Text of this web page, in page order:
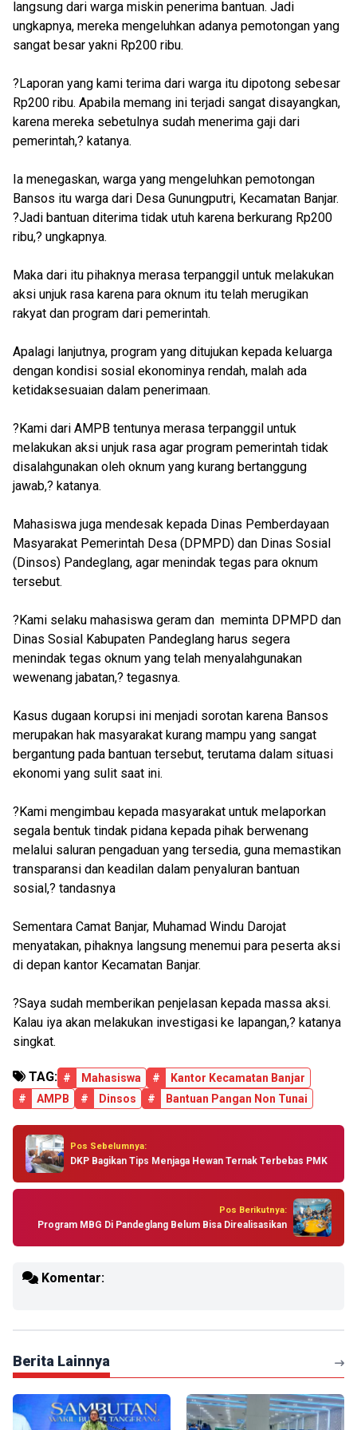
langsung dari warga miskin penerima bantuan. Jadi
ungkapnya, mereka mengeluhkan adanya pemotongan yang
sangat besar yakni Rp200 ribu.
?Laporan yang kami terima dari warga itu dipotong sebesar
Rp200 ribu. Apabila memang ini terjadi sangat disayangkan,
karena mereka sebetulnya sudah menerima gaji dari
pemerintah,? katanya.
Ia menegaskan, warga yang mengeluhkan pemotongan
Bansos itu warga dari Desa Gunungputri, Kecamatan Banjar.
?Jadi bantuan diterima tidak utuh karena berkurang Rp200
ribu,? ungkapnya.
Maka dari itu pihaknya merasa terpanggil untuk melakukan
aksi unjuk rasa karena para oknum itu telah merugikan
rakyat dan program dari pemerintah.
Apalagi lanjutnya, program yang ditujukan kepada keluarga
dengan kondisi sosial ekonominya rendah, malah ada
ketidaksesuaian dalam penerimaan.
?Kami dari AMPB tentunya merasa terpanggil untuk
melakukan aksi unjuk rasa agar program pemerintah tidak
disalahgunakan oleh oknum yang kurang bertanggung
jawab,? katanya.
Mahasiswa juga mendesak kepada Dinas Pemberdayaan
Masyarakat Pemerintah Desa (DPMPD) dan Dinas Sosial
(Dinsos) Pandeglang, agar menindak tegas para oknum
tersebut.
?Kami selaku mahasiswa geram dan meminta DPMPD dan
Dinas Sosial Kabupaten Pandeglang harus segera
menindak tegas oknum yang telah menyalahgunakan
wewenang jabatan,? tegasnya.
Kasus dugaan korupsi ini menjadi sorotan karena Bansos
merupakan hak masyarakat kurang mampu yang sangat
bergantung pada bantuan tersebut, terutama dalam situasi
ekonomi yang sulit saat ini.
?Kami mengimbau kepada masyarakat untuk melaporkan
segala bentuk tindak pidana kepada pihak berwenang
melalui saluran pengaduan yang tersedia, guna memastikan
transparansi dan keadilan dalam penyaluran bantuan
sosial,? tandasnya
Sementara Camat Banjar, Muhamad Windu Darojat
menyatakan, pihaknya langsung menemui para peserta aksi
di depan kantor Kecamatan Banjar.
?Saya sudah memberikan penjelasan kepada massa aksi.
Kalau iya akan melakukan investigasi ke lapangan,? katanya
singkat.
TAG: # Mahasiswa #
Kantor Kecamatan Banjar
#
AMPB # Dinsos # Bantuan Pangan Non Tunai
Pos Sebelumnya:
DKP Bagikan Tips Menjaga Hewan Ternak Terbebas PMK
Pos Berikutnya:
Program MBG Di Pandeglang Belum Bisa Direalisasikan
Komentar:
Berita Lainnya